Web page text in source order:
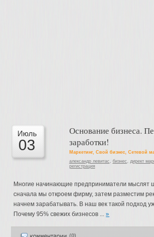
Июль
03
Основание бизнеса.
заработки!
Маркетинг, Свой бизнес, Сетевой
александр левитас , бизнес , директ
регистрация
Многие начинающие предприниматели мыслят
сначала мы откроем фирму, затем разместим
начнем зарабатывать. В наш век такой подход
Почему 95% свежих бизнесов ...»
(0)